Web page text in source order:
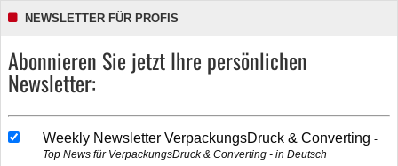
NEWSLETTER FÜR PROFIS
Abonnieren Sie jetzt Ihre persönlichen
Newsletter:
Weekly Newsletter VerpackungsDruck & Converting
Top News für VerpackungsDruck & Converting - in Deutsch